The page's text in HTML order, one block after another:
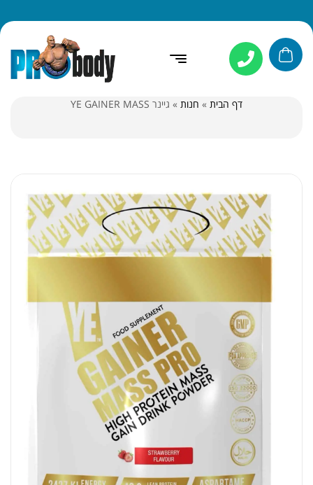
דף הבית » חנות » גיינר YE GAINER MASS